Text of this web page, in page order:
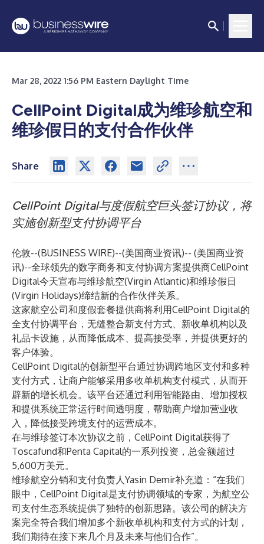
Mar 28, 2022 1:56 PM Eastern Daylight Time
CellPoint Digital成为维珍航空和
维珍假日的支付合作伙伴
Share
CellPoint Digital与度假航空巨头签订协议，将
实施创新型支付协调平台
伦敦--(BUSINESS WIRE)--(美国商业资讯)-- (美国商业资
讯)--全球领先的数字商务和支付协调方案提供商CellPoint
Digital今天宣布与维珍航空(Virgin Atlantic)和维珍假日
(Virgin Holidays)缔结新的合作伙伴关系。
这家航空公司和度假套餐提供商将利用CellPoint Digital的
全支付协调平台，无缝整合新支付方式、新收单机构以及
礼品卡设施，从而降低成本、提高接受率，并提供更好的
客户体验。
CellPoint Digital的创新型平台通过协调跨地区支付和多种
支付方式，让商户能够采用多收单机构支付模式，从而开
辟新的增长机会。该平台还通过利用智能路由、增加授权
和提供系统正常运行时间透明度，帮助商户增加营业收
入，降低接受跨境支付的运营成本。
在与维珍签订本次协议之前，CellPoint Digital获得了
Toscafund和Penta Capital的一系列投资，总金额超过
5,600万美元。
维珍航空分销和支付负责人Yasin Demir补充道：“在我们
眼中，CellPoint Digital是支付协调领域的专家，为航空公
司支付生态系统提供了独特的创新思路。该公司的解决方
案完全符合我们增加多个新收单机构和支付方式的计划，
我们期待在接下来几个月及未来与他们合作”。